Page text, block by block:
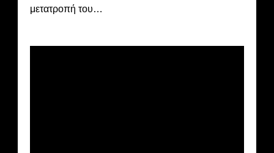
μετατροπή του…